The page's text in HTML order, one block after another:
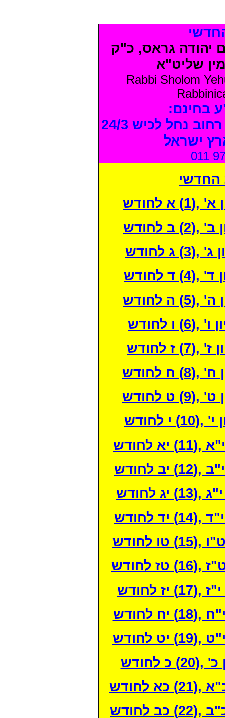
יהודה גראס, כ"ק
שליט"א
Rabbi Sholom
בחינם:
נחל לכיש 24/3
ישראל
011
החדשי
לחודש
לחודש
לחודש
לחודש
לחודש
לחודש
לחודש
לחודש
לחודש
לחודש
לחודש
לחודש
לחודש
לחודש
לחודש
לחודש
לחודש
לחודש
לחודש
לחודש
לחודש